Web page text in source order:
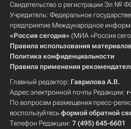
Свидетельство о регистрации Эл №
Учредитель: Федеральное
предприятие Международное
«Россия сегодня» (МИА «Россия
Правила использования
Политика конфиденциальности
Правила применения
Главный редактор: Гаврилова А.В.
Адрес электронной почты Редакции:
По вопросам размещения пресс-
воспользуйтесьформой обратной
Телефон Редакции: 7 (495) 645-6601